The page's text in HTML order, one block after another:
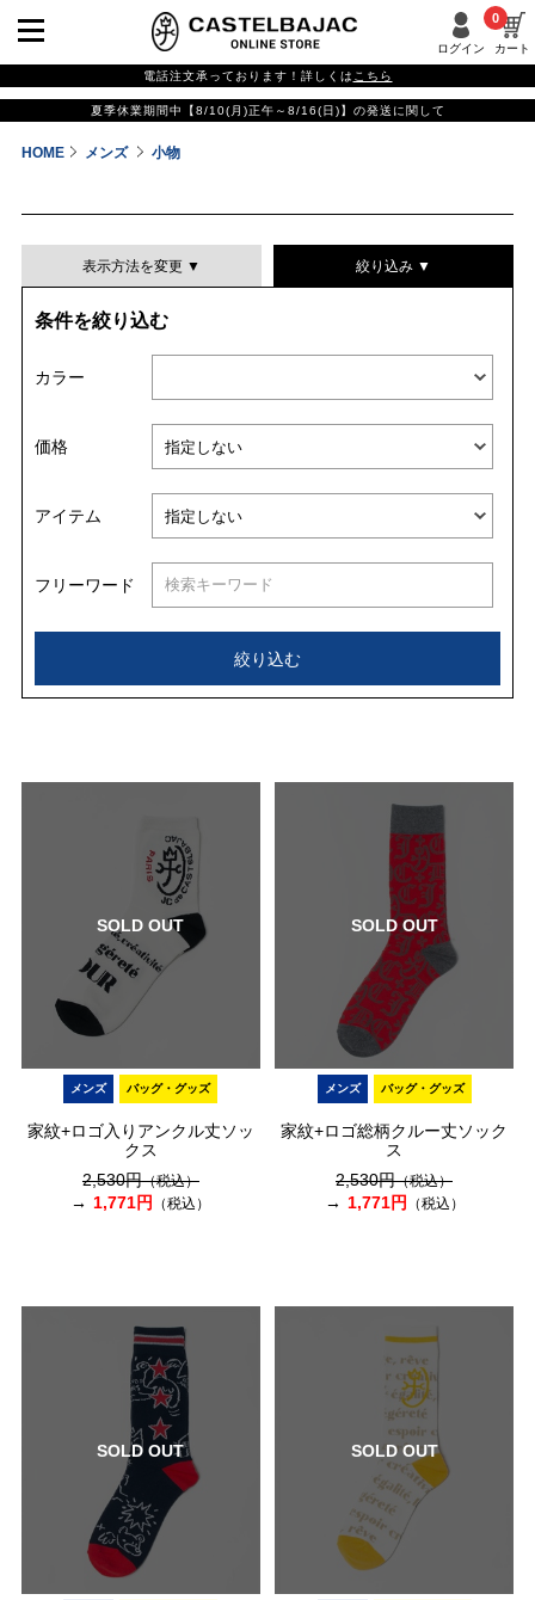
ログイン カート
0
電話注文承っております！詳しくは こちら
夏季休業期間中【8/10(月)正午～8/16(日)】の発送に関して
HOME メンズ 小物
表示方法を変更 ▼
並び替える
絞り込み ▼
条件を絞り込む
カラー
価格
アイテム
フリーワード
絞り込む
SOLD OUT
メンズ バッグ・グッズ
家紋+ロゴ入りアンクル丈ソッ
クス
2,530円（税込）
1,771円 （税込）
SOLD OUT
メンズ バッグ・グッズ
家紋+ロゴ総柄クルー丈ソック
ス
2,530円（税込）
1,771円 （税込）
SOLD OUT SOLD OUT